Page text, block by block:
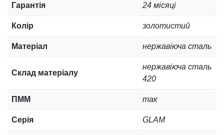
Гарантія 24 місяці
Колір золотистий
Матеріал нержавіюча сталь
Склад матеріалу
нержавіюча сталь
420
ПММ так
Серія GLAM